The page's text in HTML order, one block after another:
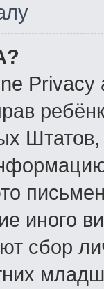
иного
сбор